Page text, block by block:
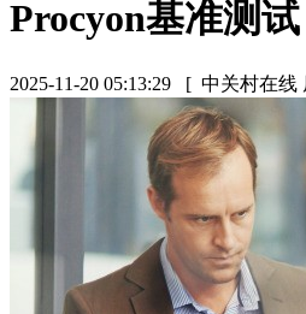
Procyon基准测
2025-11-20 05:13:29 [ 中关村在线